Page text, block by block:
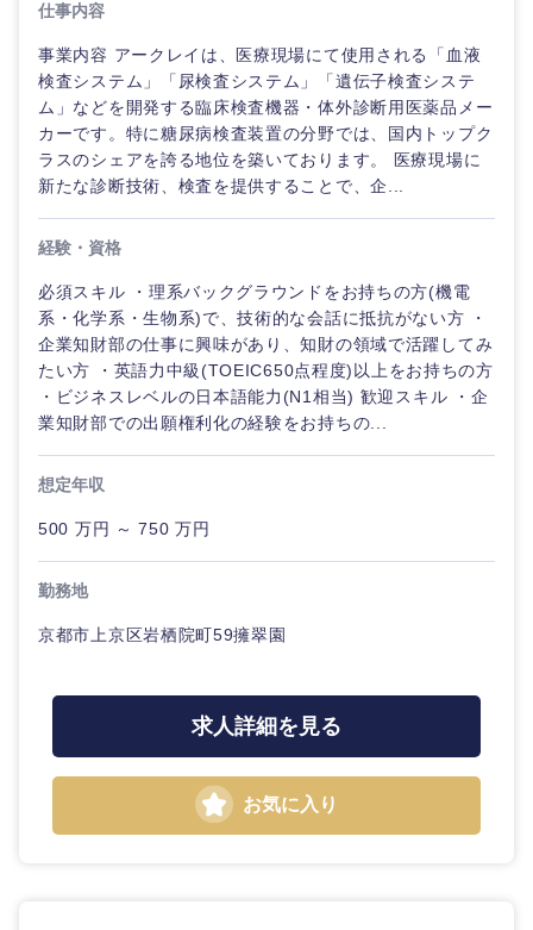
仕事内容
事業内容 アークレイは、医療現場にて使用される「血液
検査システム」「尿検査システム」「遺伝子検査システ
ム」などを開発する臨床検査機器・体外診断用医薬品メー
カーです。特に糖尿病検査装置の分野では、国内トップク
ラスのシェアを誇る地位を築いております。 医療現場に
新たな診断技術、検査を提供することで、企...
経験・資格
必須スキル ・理系バックグラウンドをお持ちの方(機電
系・化学系・生物系)で、技術的な会話に抵抗がない方 ・
企業知財部の仕事に興味があり、知財の領域で活躍してみ
たい方 ・英語力中級(TOEIC650点程度)以上をお持ちの方
・ビジネスレベルの日本語能力(N1相当) 歓迎スキル ・企
業知財部での出願権利化の経験をお持ちの...
想定年収
500 万円 ～ 750 万円
勤務地
京都市上京区岩栖院町59擁翠園
求人詳細を見る
お気に入り